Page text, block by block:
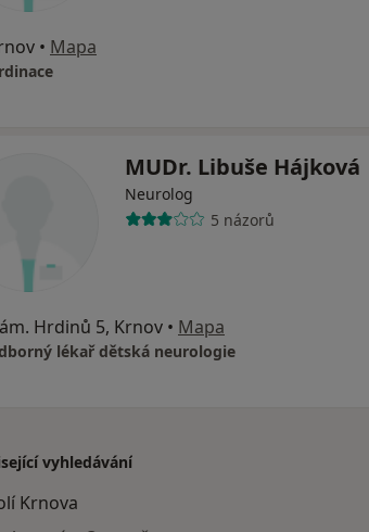
• Mapa
MUDr. Libuše Hájková
Neurolog
5 názorů
Hrdinů 5, Krnov • Mapa
lékař dětská neurologie
vyhledávání
Krnova